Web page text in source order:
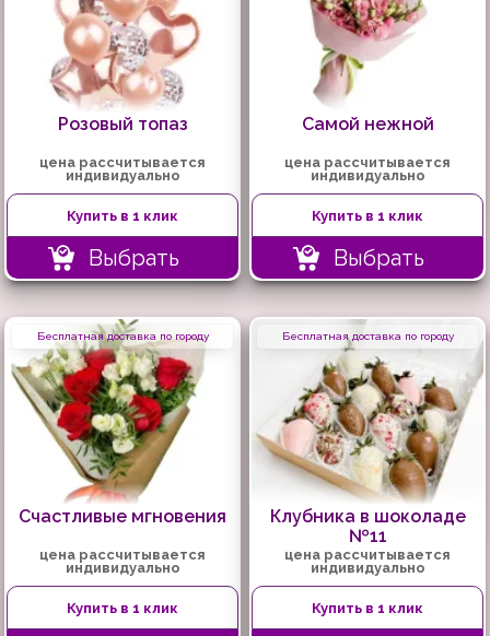
Розовый топаз
цена рассчитывается
индивидуально
Купить в 1 клик
Выбрать
Самой нежной
цена рассчитывается
индивидуально
Купить в 1 клик
Выбрать
Бесплатная доставка по городу
Счастливые мгновения
цена рассчитывается
индивидуально
Купить в 1 клик
Бесплатная доставка по городу
Клубника в шоколаде
№11
цена рассчитывается
индивидуально
Купить в 1 клик